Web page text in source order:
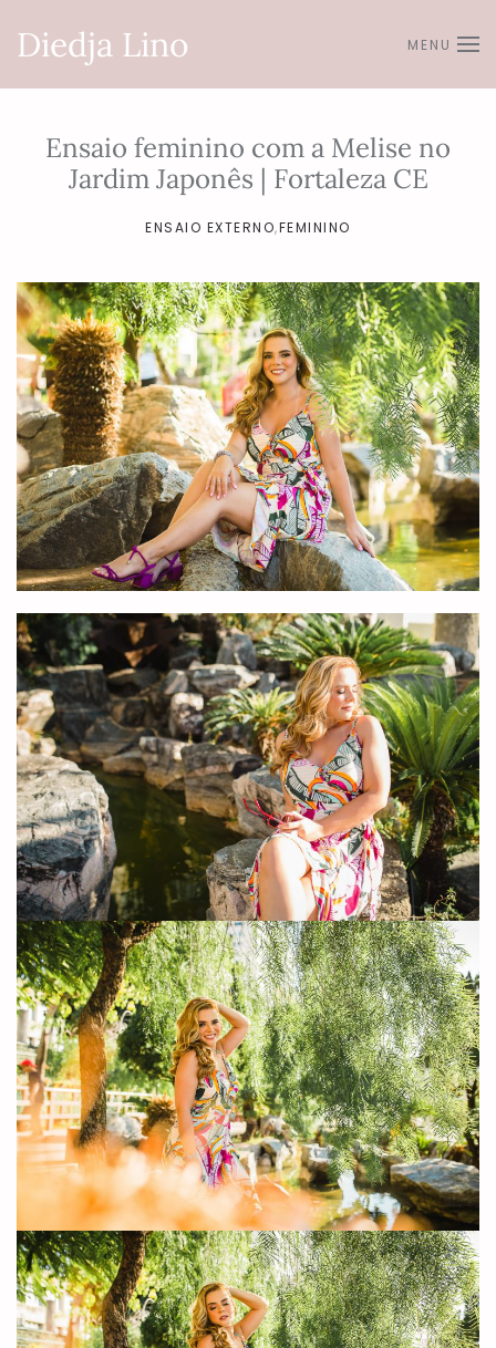
Skip to main content
Diedja Lino MENU
Ensaio feminino com a Melise no
Jardim Japonês | Fortaleza CE
ENSAIO EXTERNO,FEMININO